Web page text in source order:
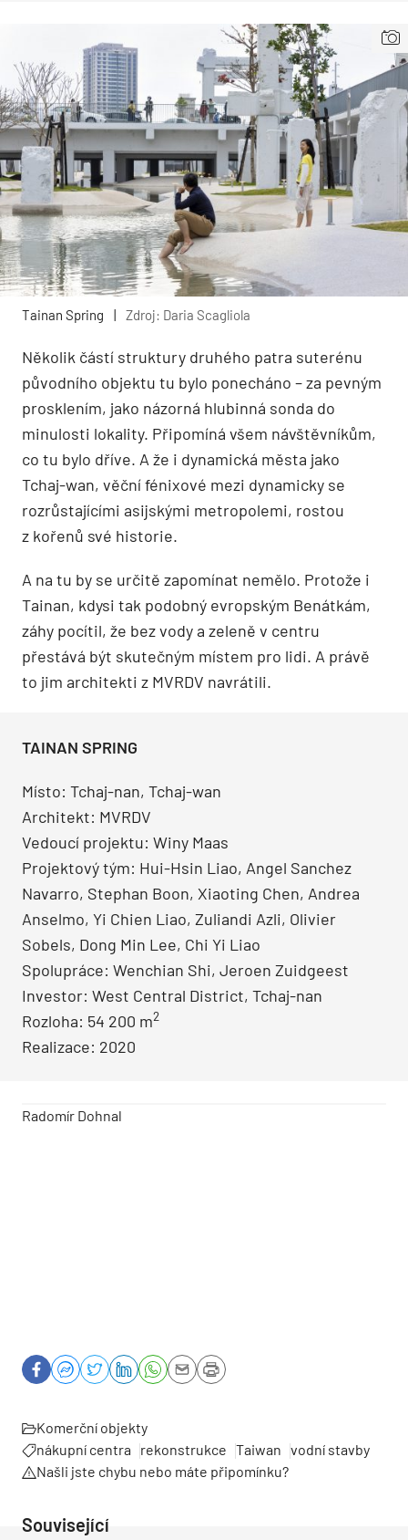
Tainan Spring | Zdroj: Daria Scagliola
Několik částí struktury druhého patra suterénu
původního objektu tu bylo ponecháno – za pevným
prosklením, jako názorná hlubinná sonda do
minulosti lokality. Připomíná všem návštěvníkům,
co tu bylo dříve. A že i dynamická města jako
Tchaj-wan, věční fénixové mezi dynamicky se
rozrůstajícími asijskými metropolemi, rostou
z kořenů své historie.
A na tu by se určitě zapomínat nemělo. Protože i
Tainan, kdysi tak podobný evropským Benátkám,
záhy pocítil, že bez vody a zeleně v centru
přestává být skutečným místem pro lidi. A právě
to jim architekti z MVRDV navrátili.
TAINAN SPRING
Místo: Tchaj-nan, Tchaj-wan
Architekt: MVRDV
Vedoucí projektu: Winy Maas
Projektový tým: Hui-Hsin Liao, Angel Sanchez
Navarro, Stephan Boon, Xiaoting Chen, Andrea
Anselmo, Yi Chien Liao, Zuliandi Azli, Olivier
Sobels, Dong Min Lee, Chi Yi Liao
Spolupráce: Wenchian Shi, Jeroen Zuidgeest
Investor: West Central District, Tchaj-nan
Rozloha: 54 200 m2
Realizace: 2020
Radomír Dohnal
Komerční objekty
nákupní centra
rekonstrukce Taiwan vodní stavby
Našli jste chybu nebo máte připomínku?
Související